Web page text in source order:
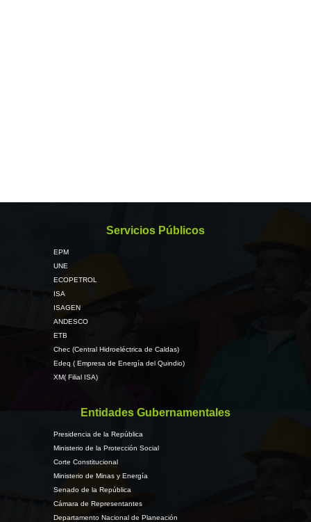
Servicios Públicos
EPM
UNE
ECOPETROL
ISA
ISAGEN
ANDESCO
ETB
Chec (Central Hidroeléctrica de Caldas)
Edeq ( Empresa de Energía del Quindio)
XM( Filial ISA)
Entidades Gubernamentales
Presidencia de la República
Ministerio de la Protección Social
Corte Constitucional
Ministerio de Minas y Energía
Senado de la República
Cámara de Representantes
Departamento Nacional de Planeación